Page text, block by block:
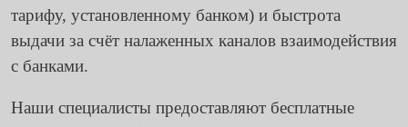
тарифу, установленному банком) и быстрота
выдачи за счёт налаженных каналов взаимодействия
с банками.
Наши специалисты предоставляют бесплатные